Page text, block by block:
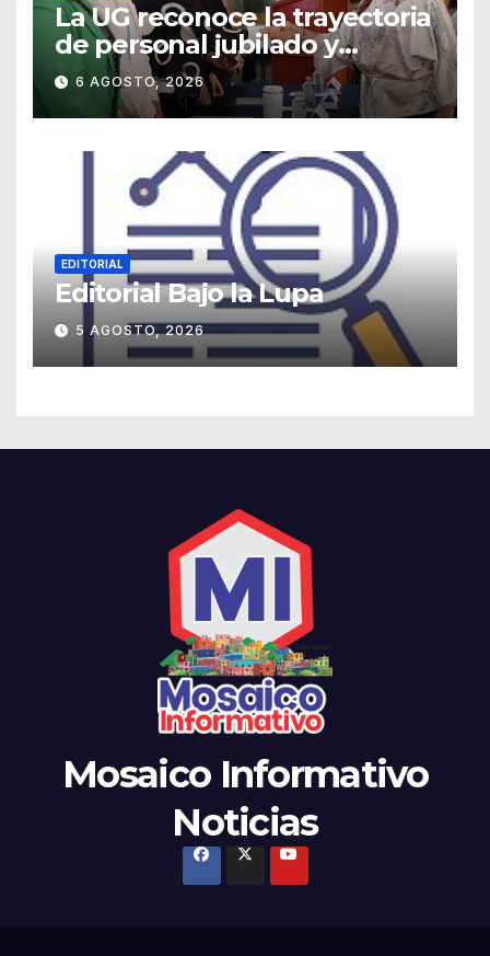
La UG reconoce la trayectoria
de personal jubilado y
agradece su legado
6 AGOSTO, 2026
EDITORIAL
Editorial Bajo la Lupa
5 AGOSTO, 2026
Mosaico Informativo
Noticias